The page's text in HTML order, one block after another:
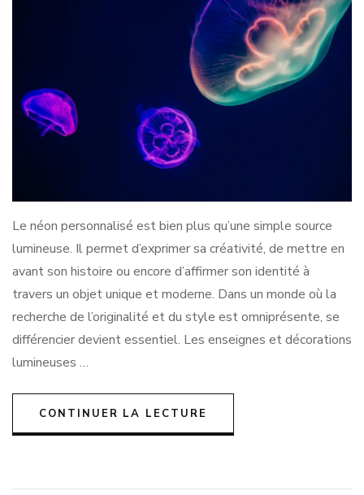
Le néon personnalisé est bien plus qu’une simple source
lumineuse. Il permet d’exprimer sa créativité, de mettre en
avant son histoire ou encore d’affirmer son identité à
travers un objet unique et moderne. Dans un monde où la
recherche de l’originalité et du style est omniprésente, se
différencier devient essentiel. Les enseignes et décorations
lumineuses …
CONTINUER LA LECTURE